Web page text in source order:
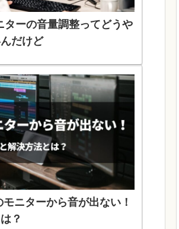
ターの音量調整ってどうや
だけど
モニターから音が出ない！
？